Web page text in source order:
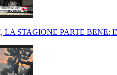
LA STAGIONE PARTE BENE: